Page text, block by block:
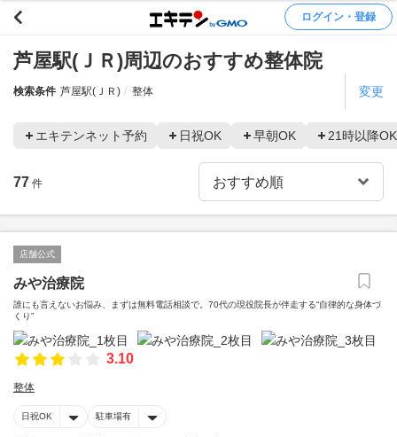
ログイン・登録
芦屋駅(ＪＲ)周辺のおすすめ整体院
検索条件 芦屋駅(ＪＲ) 整体 変更
エキテンネット予約 日祝OK 早朝OK 21時以降OK
77 件
店舗公式
みや治療院
誰にも言えないお悩み、まずは無料電話相談で。70代の現役院長が伴走する“自律的な身体づ
くり”
3.10
整体
日祝OK 駐車場有